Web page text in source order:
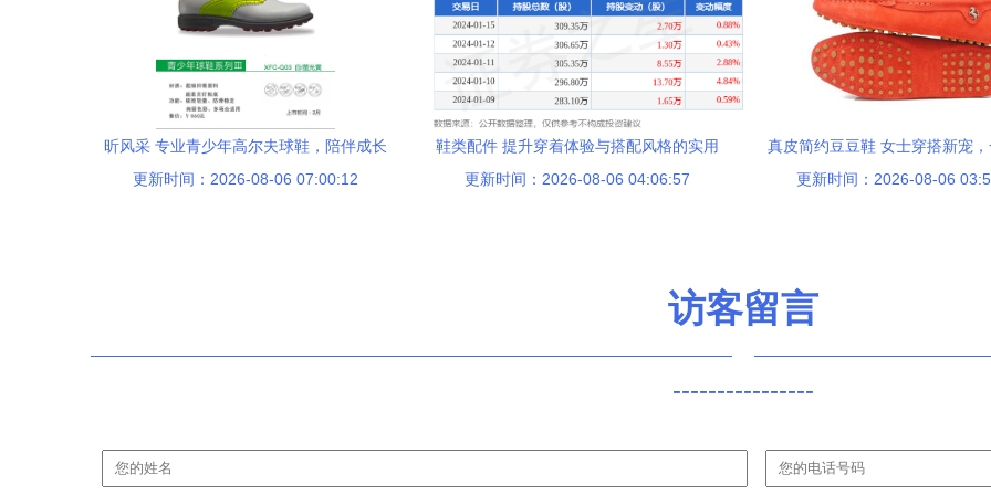
昕风采 专业青少年高尔夫球鞋，陪伴成长
每一步
更新时间：2026-08-06 07:00:12
鞋类配件 提升穿着体验与搭配风格的实用
选择
更新时间：2026-08-06 04:06:57
真皮简约豆豆鞋 女士穿搭新宠
开启商机大门
更新时间：2026-08-06
访客留言
----------------